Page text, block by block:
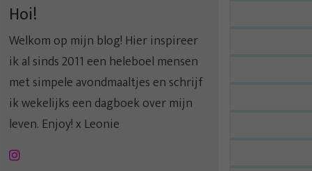
Hoi!
Welkom op mijn blog! Hier inspireer
ik al sinds 2011 een heleboel mensen
met simpele avondmaaltjes en schrijf
ik wekelijks een dagboek over mijn
leven. Enjoy! x Leonie
Instagram